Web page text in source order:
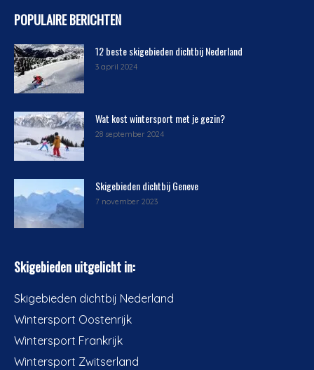
POPULAIRE BERICHTEN
12 beste skigebieden dichtbij Nederland
3 april 2024
Wat kost wintersport met je gezin?
28 september 2024
Skigebieden dichtbij Geneve
7 november 2023
Skigebieden uitgelicht in:
Skigebieden dichtbij Nederland
Wintersport Oostenrijk
Wintersport Frankrijk
Wintersport Zwitserland